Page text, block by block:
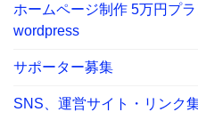
ホームページ制作 5万円プラ
wordpress
サポーター募集
SNS、運営サイト・リンク